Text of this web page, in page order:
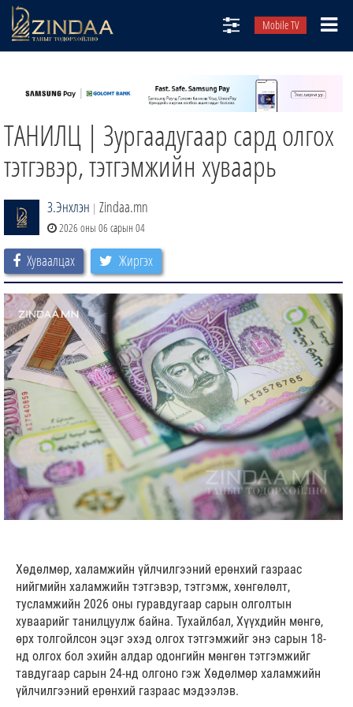
Mobile TV
ТВ8
ӨГЛӨӨНИЙ СОНИН
АУДИО ЗОХИОЛ
ЗИНДАА СЭТГҮҮЛ
ТАНИЛЦ | Зургаадугаар сард олгох
тэтгэвэр, тэтгэмжийн хуваарь
З.Энхлэн | Zindaa.mn
2026 оны 06 сарын 04
Хуваалцах Жиргэх
Хөдөлмөр, халамжийн үйлчилгээний ерөнхий газраас
нийгмийн халамжийн тэтгэвэр, тэтгэмж, хөнгөлөлт,
тусламжийн 2026 оны гуравдугаар сарын олголтын
хуваарийг танилцуулж байна. Тухайлбал, Хүүхдийн мөнгө,
өрх толгойлсон эцэг эхэд олгох тэтгэмжийг энэ сарын 18-
нд олгох бол эхийн алдар одонгийн мөнгөн тэтгэмжийг
тавдугаар сарын 24-нд олгоно гэж Хөдөлмөр халамжийн
үйлчилгээний ерөнхий газраас мэдээлэв.